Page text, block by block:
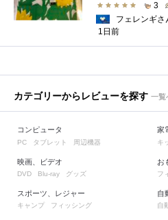
3
フェレンギさ
1日前
カテゴリーからレビューを探す 一覧
コンピュータ
PC タブレット 周辺機器
映画、ビデオ
DVD Blu-ray グッズ
スポーツ、レジャー
キャンプ フィッシング
家
キ
お
フ
自
自